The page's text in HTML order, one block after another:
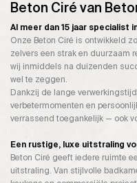
Beton Ciré van
Al meer dan 15 jaar specialist
Onze Beton Ciré is ontwikkeld
zelvers een strak en duurzaam
wij inmiddels na duizenden
wel te zeggen.
Dankzij de lange
verbetermomenten en
verrassend toegankelijk — ook
Een rustige, luxe uitstraling
Beton Ciré geeft iedere ruimte
uitstraling. Van stijlvolle